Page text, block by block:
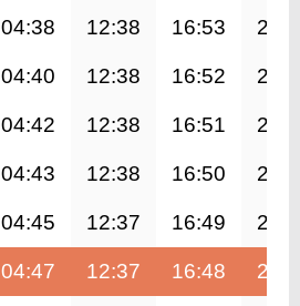
04:38 12:38 16:53
04:40 12:38 16:52
04:42 12:38 16:51
04:43 12:38 16:50
04:45 12:37 16:49
04:47 12:37 16:48